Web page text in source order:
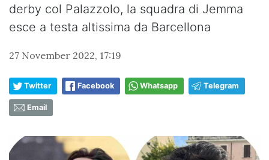
derby col Palazzolo, la squadra di Jemma
esce a testa altissima da Barcellona
27 November 2022, 17:19
Twitter Facebook Whatsapp Telegram
Email